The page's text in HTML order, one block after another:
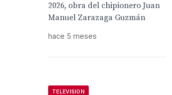
2026, obra del chipionero Juan
Manuel Zarazaga Guzmán
hace 5 meses
TELEVISION